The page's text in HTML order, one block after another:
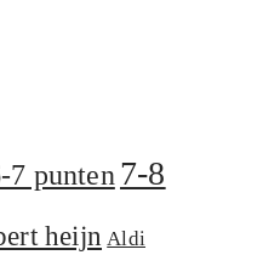
7 punten 7-8
heijn Aldi